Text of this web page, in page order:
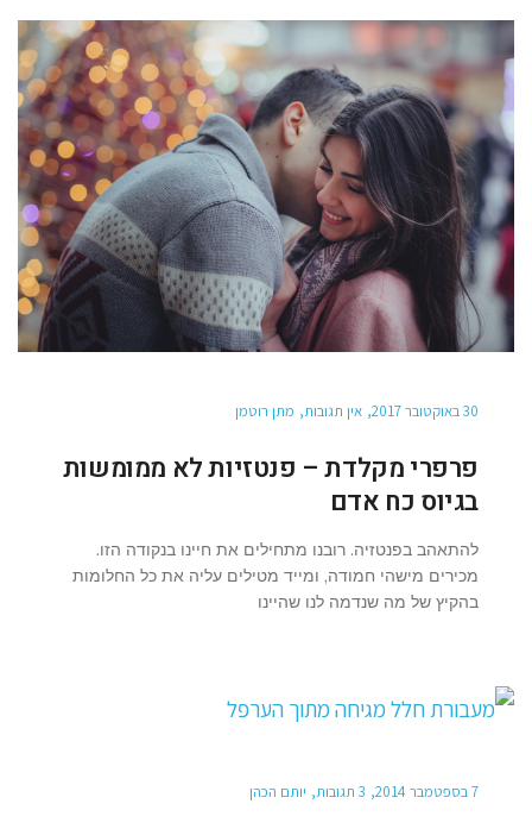
30 באוקטובר 2017 אין תגובות מתן רוטמן
פרפרי מקלדת – פנטזיות לא ממומשות
בגיוס כח אדם
להתאהב בפנטזיה. רובנו מתחילים את חיינו בנקודה הזו.
מכירים מישהי חמודה, ומייד מטילים עליה את כל החלומות
בהקיץ של מה שנדמה לנו שהיינו
7 בספטמבר 2014 3 תגובות יותם הכהן